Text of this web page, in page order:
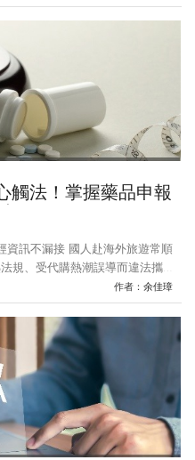
瘦」的腸泌素受體促效劑（瘦瘦
險也引發關注，美國已有數千起
的通報。許多愛美族群開始擔
，醫療險或實支實付險能否負擔
於保險公司對「事故原因」的
、財產與人身
觸法！掌握藥品申報
資訊不漏接 國人赴海外旅遊常順
規、受代購熱潮誤導而違法攜藥
臨《藥事法》高額罰鍰甚至刑事
購瘦瘦針 是否該婉拒？ 小華規
網路銷售的朋友小明得知後，請
商品，另外攜帶一批網路近來熱
）回台灣。小明表示願意支付部
對瘦瘦針有興趣，想要使用。不
帶這批藥
作者： 余佳璋